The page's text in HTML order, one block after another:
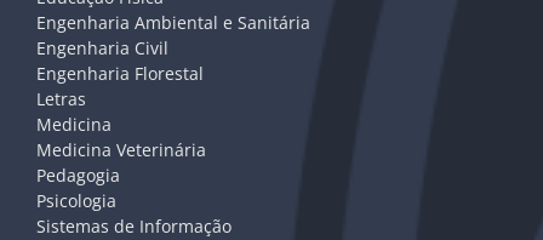
Engenharia Ambiental e Sanitária
Engenharia Civil
Engenharia Florestal
Letras
Medicina
Medicina Veterinária
Pedagogia
Psicologia
Sistemas de Informação